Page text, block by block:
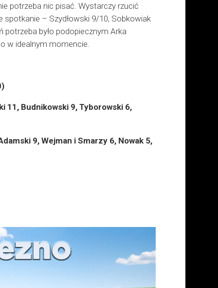
potrzeba nic pisać. Wystarczy rzucić
spotkanie – Szydłowski 9/10, Sobkowiak
było podopiecznym Arka
w idealnym momencie.
11, Budnikowski 9, Tyborowski 6,
9, Wejman i Smarzy 6, Nowak 5,